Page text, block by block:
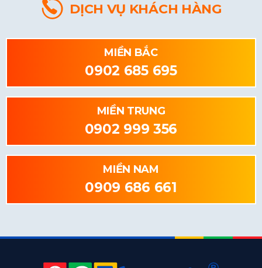
DỊCH VỤ KHÁCH HÀNG
MIỀN BẮC
0902 685 695
MIỀN TRUNG
0902 999 356
MIỀN NAM
0909 686 661